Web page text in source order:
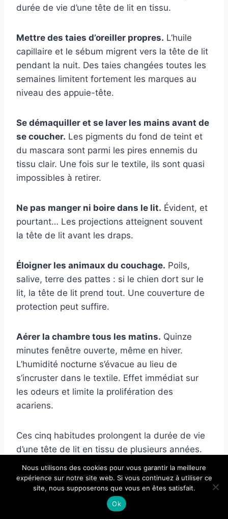
durée de vie d’une tête de lit en tissu.
Mettre des taies d’oreiller propres. L’huile
capillaire et le sébum migrent vers la tête de lit
pendant la nuit. Des taies changées toutes les
semaines limitent fortement les marques au
niveau des appuie-tête.
Se démaquiller et se laver les mains avant de
se coucher. Les pigments du fond de teint et
du mascara sont parmi les pires ennemis du
tissu clair. Une fois sur le textile, ils sont quasi
impossibles à retirer.
Ne pas manger ni boire dans le lit. Évident, et
pourtant… Les projections atteignent souvent
la tête de lit avant les draps.
Éloigner les animaux du couchage. Poils,
salive, terre des pattes : si le chien dort sur le
lit, la tête de lit prend tout. Une couverture de
protection peut suffire.
Aérer la chambre tous les matins. Quinze
minutes fenêtre ouverte, même en hiver.
L’humidité nocturne s’évacue au lieu de
s’incruster dans le textile. Effet immédiat sur
les odeurs et limite la prolifération des
acariens.
Ces cinq habitudes prolongent la durée de vie
d’une tête de lit en tissu de plusieurs années.
Et réduisent la fréquence des nettoyages en
profondeur de moitié.
Nous utilisons des cookies pour vous garantir la meilleure
expérience sur notre site web. Si vous continuez à utiliser ce
site, nous supposerons que vous en êtes satisfait.
Ok